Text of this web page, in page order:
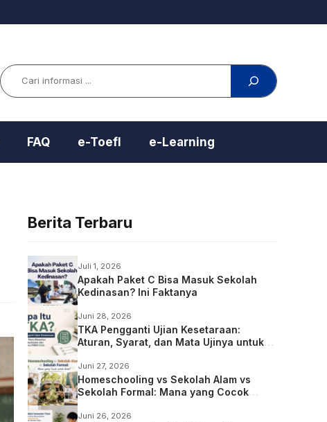
Search
FAQ e-Toefl e-Learning
Berita Terbaru
Juli 1, 2026
Apakah Paket C Bisa Masuk Sekolah
Kedinasan? Ini Faktanya
Juni 28, 2026
TKA Pengganti Ujian Kesetaraan:
Aturan, Syarat, dan Mata Ujinya untuk
Juni 27, 2026
Homeschooling vs Sekolah Alam vs
Sekolah Formal: Mana yang Cocok
Juni 26, 2026